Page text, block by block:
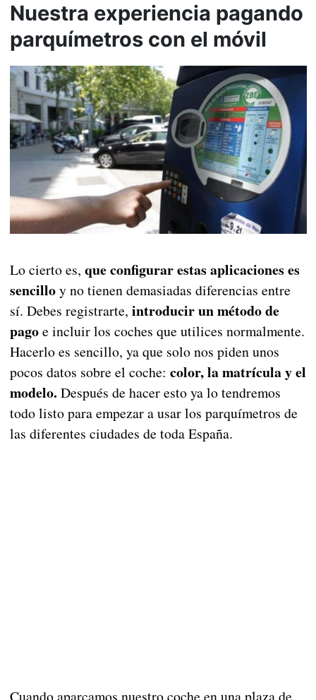
Nuestra experiencia pagando
parquímetros con el móvil
Lo cierto es, que configurar estas aplicaciones es
sencilloy no tienen demasiadas diferencias entre
sí. Debes registrarte, introducir un método de
pagoe incluir los coches que utilices normalmente.
Hacerlo es sencillo, ya que solo nos piden unos
pocos datos sobre el coche: color, la matrícula y el
modelo. Después de hacer esto ya lo tendremos
todo listo para empezar a usar los parquímetros de
las diferentes ciudades de toda España.
Cuando aparcamos nuestro coche en una plaza de